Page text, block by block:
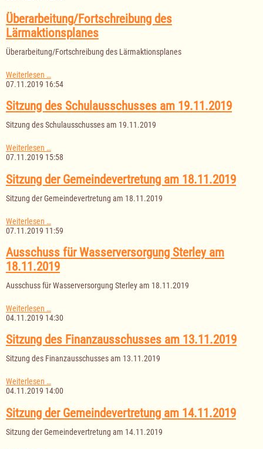
für
Jugend,
Kultur
Soziales
Überarbeitung/Fortschreibung des
Lärmaktionsplanes
Überarbeitung/Fortschreibung des Lärmaktionsplanes
Weiterlesen …
des
07.11.2019 16:54
Sitzung des Schulausschusses am 19.11.2019
Sitzung des Schulausschusses am 19.11.2019
Weiterlesen …
des
am
19.11.2019
07.11.2019 15:58
Sitzung der Gemeindevertretung am 18.11.2019
Sitzung der Gemeindevertretung am 18.11.2019
Weiterlesen …
der
am
18.11.2019
07.11.2019 11:59
Ausschuss für Wasserversorgung Sterley am
18.11.2019
Ausschuss für Wasserversorgung Sterley am 18.11.2019
Weiterlesen …
für
Sterley
am
18.11.2019
04.11.2019 14:30
Sitzung des Finanzausschusses am 13.11.2019
Sitzung des Finanzausschusses am 13.11.2019
Weiterlesen …Sitzung
des
am
13.11.2019
04.11.2019 14:00
Sitzung der Gemeindevertretung am 14.11.2019
Sitzung der Gemeindevertretung am 14.11.2019